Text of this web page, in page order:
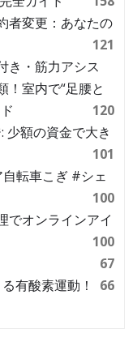
者変更：あなたの
121
き・筋力アシス
！室内で“足腰と
120
少額の資金で大き
101
転車こぎ #シェ
100
でオンラインアイ
100
67
有酸素運動！
66